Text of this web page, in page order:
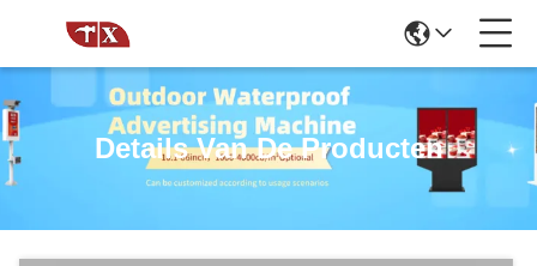
Details Van De Producten